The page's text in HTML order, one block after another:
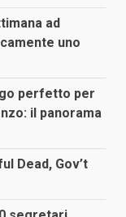
ad
uno
perfetto per
il panorama
Dead, Gov’t